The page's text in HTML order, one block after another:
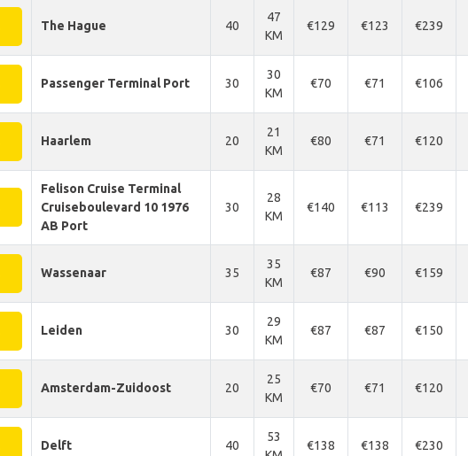
The Hague 40
47
KM
€129 €123 €239
Passenger Terminal Port 30
30
KM
€70 €71 €106
Haarlem 20
21
KM
€80 €71 €120
Felison Cruise Terminal
Cruiseboulevard 10 1976
AB Port
30
28
KM
€140 €113 €239
Wassenaar 35
35
KM
€87 €90 €159
Leiden 30
29
KM
€87 €87 €150
Amsterdam-Zuidoost 20
25
KM
€70 €71 €120
Delft 40
53
€138 €138 €230